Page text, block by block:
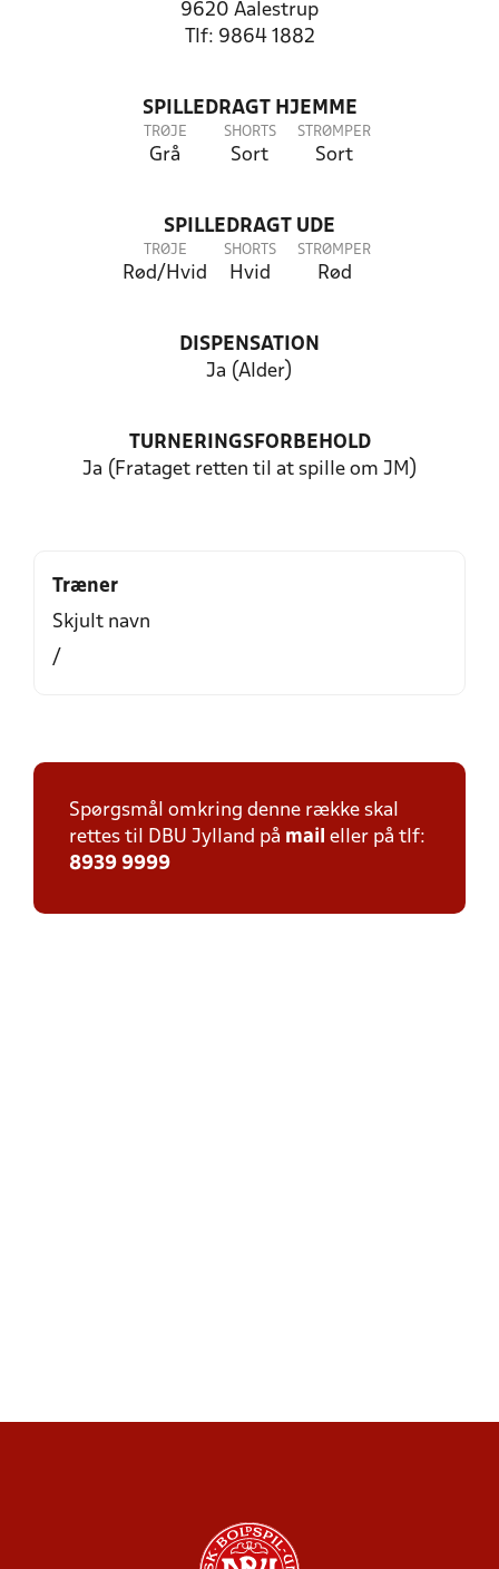
9620 Aalestrup
Tlf: 9864 1882
SPILLEDRAGT HJEMME
TRØJE
Grå
SHORTS
Sort
STRØMPER
Sort
SPILLEDRAGT UDE
TRØJE
Rød/Hvid
SHORTS
Hvid
STRØMPER
Rød
DISPENSATION
Ja (Alder)
TURNERINGSFORBEHOLD
Ja (Frataget retten til at spille om JM)
Træner
Skjult navn
/
Spørgsmål omkring denne række skal
rettes til DBU Jylland på mail eller på tlf:
8939 9999